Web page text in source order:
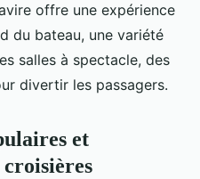
offre une expérience
du bateau, une variété
salles à spectacle, des
divertir les passagers.
et